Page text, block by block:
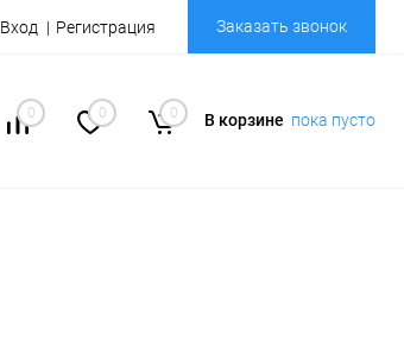
Вход Регистрация Заказать звонок
0 0 0 В корзине пока пусто